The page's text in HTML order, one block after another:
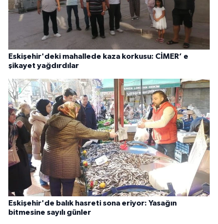
Eskişehir'deki mahallede kaza korkusu: CİMER’ e
şikayet yağdırdılar
Eskişehir'de balık hasreti sona eriyor: Yasağın
bitmesine sayılı günler